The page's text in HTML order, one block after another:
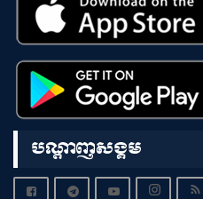
បណ្តាញសង្គម